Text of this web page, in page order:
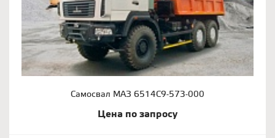
Самосвал МАЗ 6514С9-573-000
Цена по запросу